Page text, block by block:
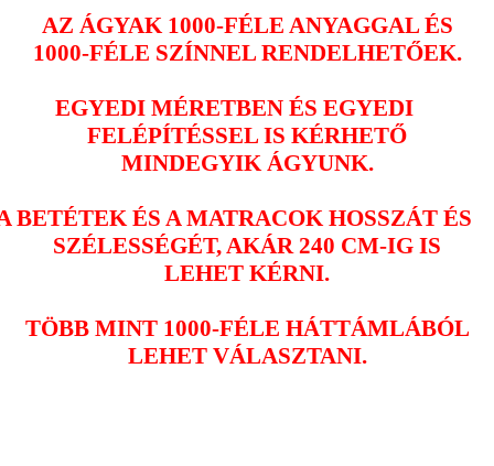
AZ ÁGYAK 1000-FÉLE ANYAGGAL ÉS
1000-FÉLE SZÍNNEL RENDELHETŐEK.
EGYEDI MÉRETBEN ÉS EGYEDI
FELÉPÍTÉSSEL IS KÉRHETŐ
MINDEGYIK ÁGYUNK.
BETÉTEK ÉS A MATRACOK HOSSZÁT ÉS
SZÉLESSÉGÉT, AKÁR 240 CM-IG IS
LEHET KÉRNI.
TÖBB MINT 1000-FÉLE HÁTTÁMLÁBÓL
LEHET VÁLASZTANI.